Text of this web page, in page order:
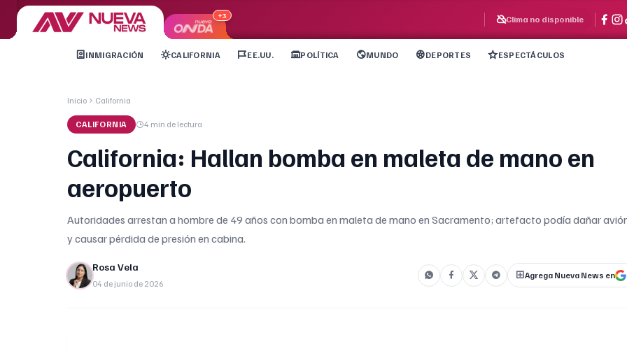
+3 Clima no disponible
INMIGRACIÓN CALIFORNIA EE.UU. POLÍTICA MUNDO DEPORTES ESPECTÁCULOS
Inicio California
CALIFORNIA 4 min de lectura
California: Hallan bomba en maleta de mano en
aeropuerto
Autoridades arrestan a hombre de 49 años con bomba en maleta de mano en Sacramento; artefacto podía dañar
y causar pérdida de presión en cabina.
Rosa Vela
04 de junio de 2026
Agrega Nueva News en